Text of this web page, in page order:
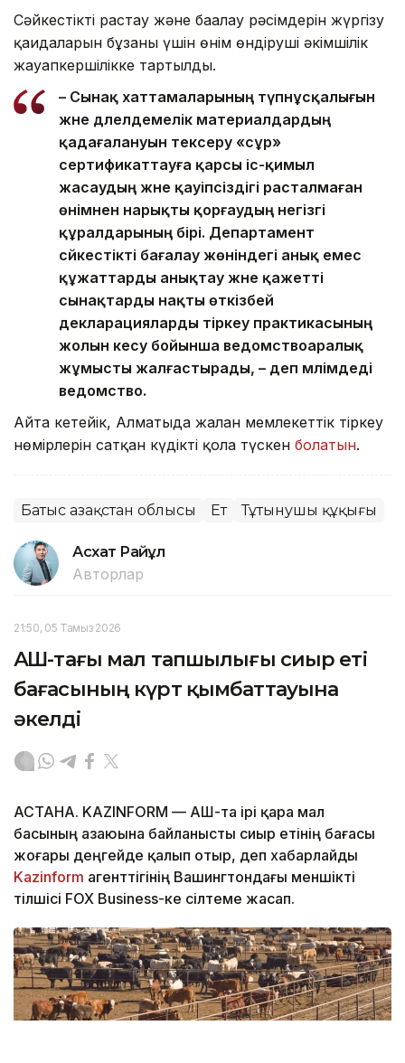
Сәйкестікті растау және бағалау рәсімдерін жүргізу
қағидаларын бұзғаны үшін өнім өндіруші әкімшілік
жауапкершілікке тартылды.
– Сынақ хаттамаларының түпнұсқалығын
және дәлелдемелік материалдардың
қадағалануын тексеру «сұр»
сертификаттауға қарсы іс-қимыл
жасаудың және қауіпсіздігі расталмаған
өнімнен нарықты қорғаудың негізгі
құралдарының бірі. Департамент
сәйкестікті бағалау жөніндегі анық емес
құжаттарды анықтау және қажетті
сынақтарды нақты өткізбей
декларацияларды тіркеу практикасының
жолын кесу бойынша ведомствоаралық
жұмысты жалғастырады, – деп мәлімдеді
ведомство.
Айта кетейік, Алматыда жалған мемлекеттік тіркеу
нөмірлерін сатқан күдікті қолға түскен болатын.
Батыс Қазақстан облысы Ет Тұтынушы құқығы
Асхат Райқұл
Авторлар
21:50, 05 Тамыз 2026
АҚШ-тағы мал тапшылығы сиыр еті
бағасының күрт қымбаттауына
әкелді
АСТАНА. KAZINFORM — АҚШ-та ірі қара мал
басының азаюына байланысты сиыр етінің бағасы
жоғары деңгейде қалып отыр, деп хабарлайды
Kazinform агенттігінің Вашингтондағы меншікті
тілшісі FOX Business-ке сілтеме жасап.